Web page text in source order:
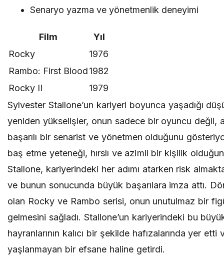
Senaryo yazma ve yönetmenlik deneyimi
Film
Yıl
Rocky
1976
Rambo: First Blood1982
Rocky II
1979
Sylvester Stallone’un kariyeri boyunca yaşadığı
yeniden yükselişler, onun sadece bir oyuncu değil,
başarılı bir senarist ve yönetmen olduğunu
baş etme yeteneği, hırslı ve azimli bir kişilik
Stallone, kariyerindeki her adımı atarken risk
ve bunun sonucunda büyük başarılara imza attı.
olan Rocky ve Rambo serisi, onun unutulmaz bir
gelmesini sağladı. Stallone’un kariyerindeki bu
hayranlarının kalıcı bir şekilde hafızalarında yer etti
yaşlanmayan bir efsane haline getirdi.